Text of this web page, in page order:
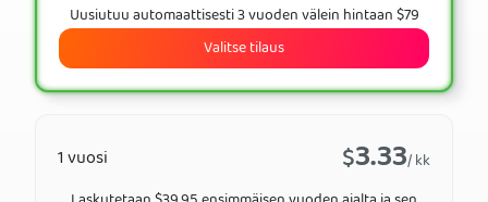
Uusiutuu automaattisesti 3 vuoden välein hintaan $79
Valitse tilaus
1 vuosi $3.33/ kk